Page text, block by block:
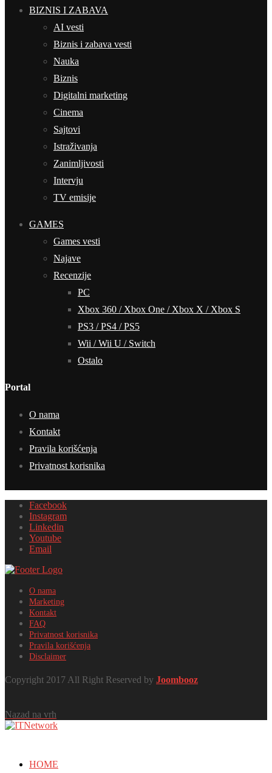
BIZNIS I ZABAVA
AI vesti
Biznis i zabava vesti
Nauka
Biznis
Digitalni marketing
Cinema
Sajtovi
Istraživanja
Zanimljivosti
Intervju
TV emisije
GAMES
Games vesti
Najave
Recenzije
PC
Xbox 360 / Xbox One / Xbox X / Xbox S
PS3 / PS4 / PS5
Wii / Wii U / Switch
Ostalo
Portal
O nama
Kontakt
Pravila korišćenja
Privatnost korisnika
Facebook
Instagram
Linkedin
Youtube
Email
O nama
Marketing
Kontakt
FAQ
Privatnost korisnika
Pravila korišćenja
Disclaimer
Copyright 2017 All Right Reserved by Joombooz
Nazad na vrh
HOME